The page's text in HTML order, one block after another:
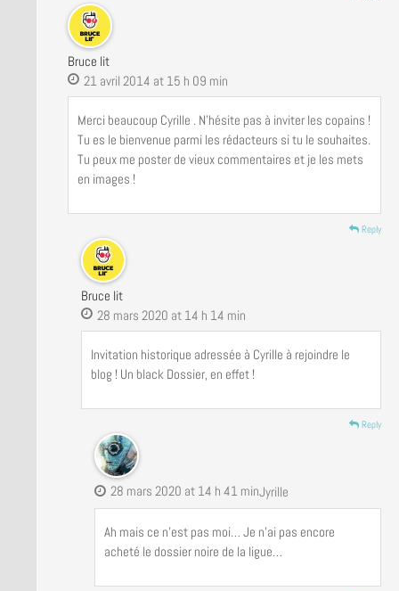
Bruce lit
21 avril 2014 at 15 h 09 min
Merci beaucoup Cyrille . N’hésite pas à inviter les copains !
Tu es le bienvenue parmi les rédacteurs si tu le souhaites.
Tu peux me poster de vieux commentaires et je les mets
en images !
Reply
Bruce lit
28 mars 2020 at 14 h 14 min
Invitation historique adressée à Cyrille à rejoindre le
blog ! Un black Dossier, en effet !
Reply
Jyrille
28 mars 2020 at 14 h 41 min
Ah mais ce n’est pas moi… Je n’ai pas encore
acheté le dossier noire de la ligue…